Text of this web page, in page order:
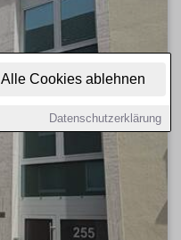
Alle Cookies ablehnen
Datenschutzerklärung